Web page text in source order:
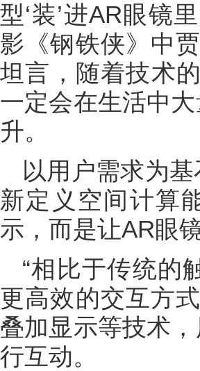
型‘装’进AR眼镜
影《钢铁侠》中
坦言，随着技术
一定会在生活中
升。
以用户需求为
新定义空间计算
示，而是让AR眼
“相比于传统的
更高效的交互方
叠加显示等技术
行互动。